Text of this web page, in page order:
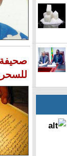
صحيفة